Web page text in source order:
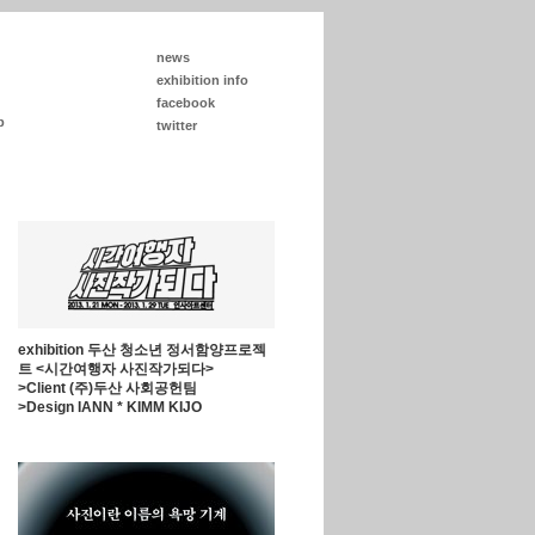
news
exhibition info
facebook
twitter
exhibition 두산 청소년 정서함양프로젝
트 <시간여행자 사진작가되다>
>Client (주)두산 사회공헌팀
>Design IANN * KIMM KIJO